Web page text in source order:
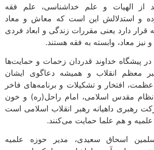
از الهیات و علم خداشناسی، علم فقه
و استدلالش این است که معاش و معاد
قرار دارد یعنی مقررات زندگی و ابعاد فردی
نیز معاد، وابسته به فقه هستند.
در پیشگاه خداوند قدردان زحمات و حمایت‌ها
معظم انقلاب و همیشه دعاگوی ایشان
افتخار و تشکیلات و برنامه‌های فاخر
مقدس اسلامی، امام راحل(ره) و خون
رهبری داهیانه رهبر انقلاب اسلامی است
و هم علما حمایت می‌کنند.
اسحاق سعیدی، مدیر حوزه علمیه